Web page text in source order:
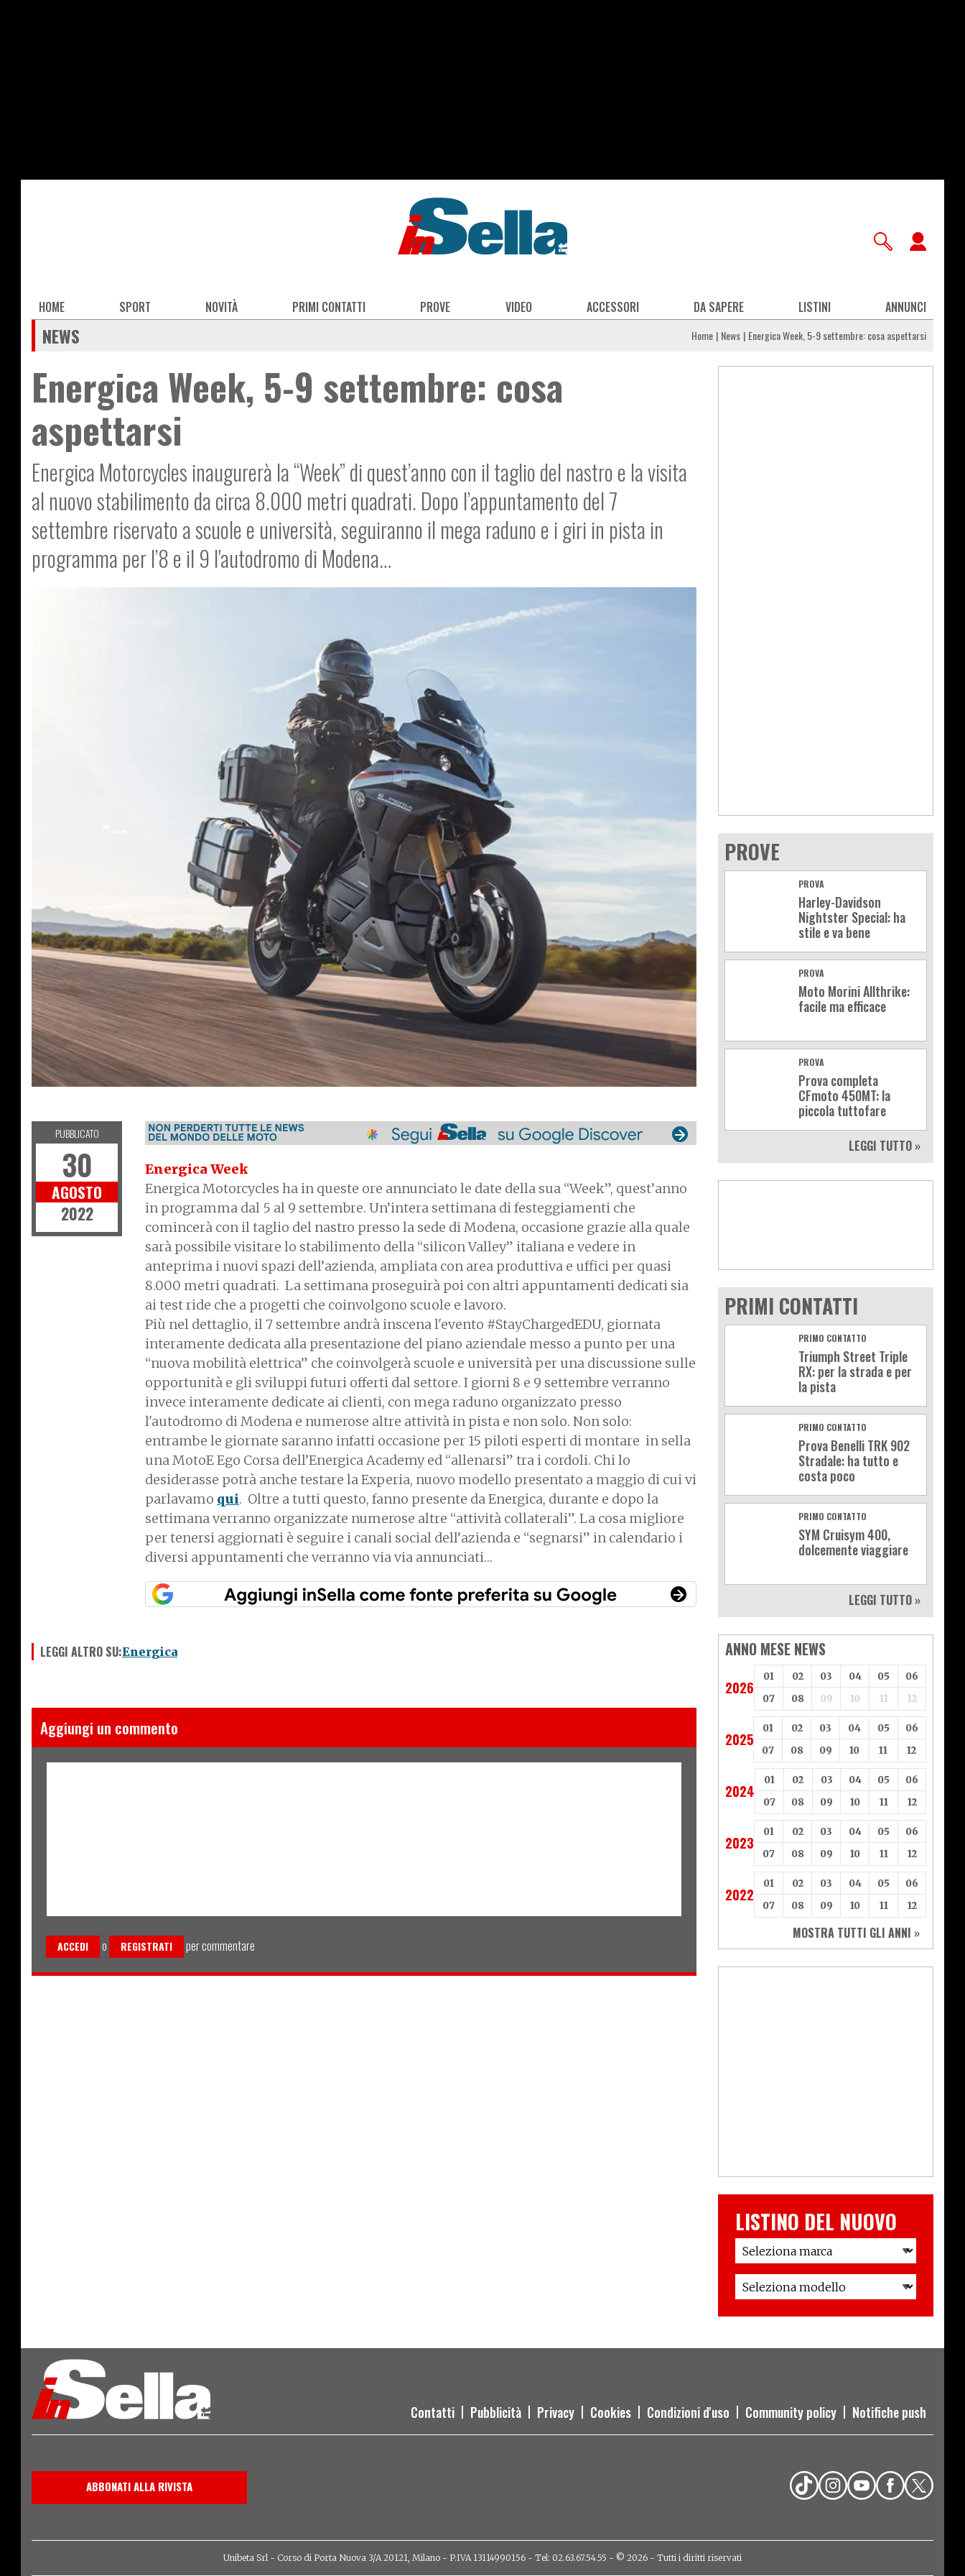
Main
navigation
HOME SPORT NOVITÀ PRIMI CONTATTI PROVE VIDEO ACCESSORI DA SAPERE LISTINI ANNUNCI
NEWS Home News Energica Week, 5-9 settembre: cosa aspettarsi
Energica Week, 5-9 settembre: cosa
aspettarsi
Energica Motorcycles inaugurerà la “Week” di quest’anno con il taglio del nastro e la visita
al nuovo stabilimento da circa 8.000 metri quadrati. Dopo l’appuntamento del 7
settembre riservato a scuole e università, seguiranno il mega raduno e i giri in pista in
programma per l’8 e il 9 l'autodromo di Modena…
Energica Week
Energica Motorcycles ha in queste ore annunciato le date della sua “Week”, quest’anno
in programma dal 5 al 9 settembre. Un’intera settimana di festeggiamenti che
comincerà con il taglio del nastro presso la sede di Modena, occasione grazie alla quale
sarà possibile visitare lo stabilimento della “silicon Valley” italiana e vedere in
anteprima i nuovi spazi dell’azienda, ampliata con area produttiva e uffici per quasi
8.000 metri quadrati. La settimana proseguirà poi con altri appuntamenti dedicati sia
ai test ride che a progetti che coinvolgono scuole e lavoro.
Più nel dettaglio, il 7 settembre andrà inscena l'evento #StayChargedEDU, giornata
interamente dedicata alla presentazione del piano aziendale messo a punto per una
“nuova mobilità elettrica” che coinvolgerà scuole e università per una discussione sulle
opportunità e gli sviluppi futuri offerti dal settore. I giorni 8 e 9 settembre verranno
invece interamente dedicate ai clienti, con mega raduno organizzato presso
l'autodromo di Modena e numerose altre attività in pista e non solo. Non solo:
entrambe le giornate saranno infatti occasione per 15 piloti esperti di montare in sella
una MotoE Ego Corsa dell’Energica Academy ed “allenarsi” tra i cordoli. Chi lo
desiderasse potrà anche testare la Experia, nuovo modello presentato a maggio di cui vi
parlavamo qui. Oltre a tutti questo, fanno presente da Energica, durante e dopo la
settimana verranno organizzate numerose altre “attività collaterali”. La cosa migliore
per tenersi aggiornati è seguire i canali social dell’azienda e “segnarsi” in calendario i
diversi appuntamenti che verranno via via annunciati…
PUBBLICATO
30
AGOSTO
2022
LEGGI ALTRO SU:Energica
Aggiungi un commento
ACCEDI o REGISTRATI per commentare
PROVE
PROVA
Harley-Davidson
Nightster Special: ha
stile e va bene
PROVA
Moto Morini Allthrike:
facile ma efficace
PROVA
Prova completa
CFmoto 450MT: la
piccola tuttofare
LEGGI TUTTO »
PRIMI CONTATTI
PRIMO CONTATTO
Triumph Street Triple
RX: per la strada e per
la pista
PRIMO CONTATTO
Prova Benelli TRK 902
Stradale: ha tutto e
costa poco
PRIMO CONTATTO
SYM Cruisym 400,
dolcemente viaggiare
LEGGI TUTTO »
ANNO MESE NEWS
2026
01 02 03 04 05
06
07
08 09 10 11 12
2025
01 02 03 04 05
06
07
08 09 10 11 12
2024
01 02 03 04 05
06
07
08 09 10 11 12
2023
01 02 03 04 05
06
07
08 09 10 11 12
2022
01 02 03 04 05
06
07
08 09 10 11 12
MOSTRA TUTTI GLI ANNI »
LISTINO DEL NUOVO
Contatti Pubblicità Privacy Cookies Condizioni d'uso Community policy Notifiche push
ABBONATI ALLA RIVISTA
Unibeta Srl - Corso di Porta Nuova 3/A 20121, Milano - P.IVA 13114990156 - Tel: 02.63.67.54.55 - © 2026 - Tutti i diritti riservati